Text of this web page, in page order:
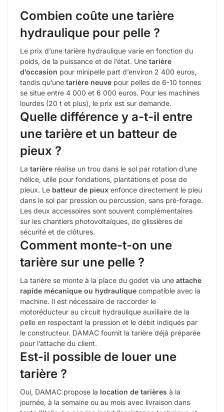
Combien coûte une tarière
hydraulique pour pelle ?
Le prix d’une tarière hydraulique varie en fonction du
poids, de la puissance et de l’état. Une tarière
d’occasion pour minipelle part d’environ 2 400 euros,
tandis qu’une tarière neuve pour pelles de 6-10 tonnes
se situe entre 4 000 et 6 000 euros. Pour les machines
lourdes (20 t et plus), le prix est sur demande.
Quelle différence y a-t-il entre
une tarière et un batteur de
pieux ?
La tarière réalise un trou dans le sol par rotation d’une
hélice, utile pour fondations, plantations et pose de
pieux. Le batteur de pieux enfonce directement le pieu
dans le sol par pression ou percussion, sans pré-forage.
Les deux accessoires sont souvent complémentaires
sur les chantiers photovoltaïques, de glissières de
sécurité et de clôtures.
Comment monte-t-on une
tarière sur une pelle ?
La tarière se monte à la place du godet via une attache
rapide mécanique ou hydraulique compatible avec la
machine. Il est nécessaire de raccorder le
motoréducteur au circuit hydraulique auxiliaire de la
pelle en respectant la pression et le débit indiqués par
le constructeur. DAMAC fournit la tarière déjà préparée
pour l’attache du client.
Est-il possible de louer une
tarière ?
Oui, DAMAC propose la location de tarières à la
journée, à la semaine ou au mois avec livraison dans